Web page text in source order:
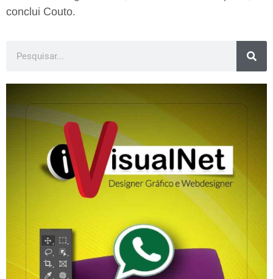
conclui Couto.